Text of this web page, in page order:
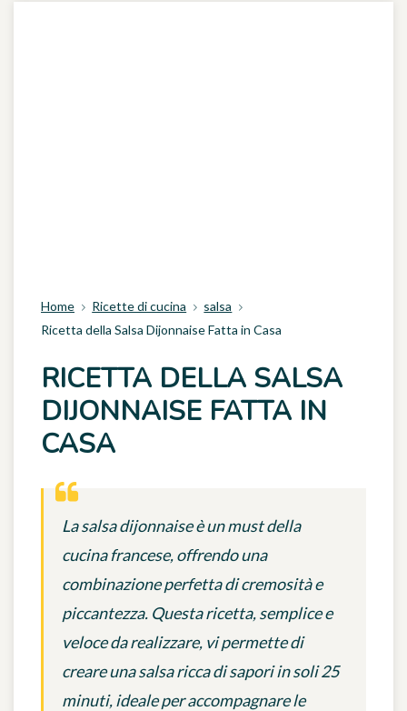
Home Ricette di cucina
salsa
Ricetta della Salsa Dijonnaise Fatta in Casa
RICETTA DELLA SALSA
DIJONNAISE FATTA IN
CASA
La salsa dijonnaise è un must della
cucina francese, offrendo una
combinazione perfetta di cremosità e
piccantezza. Questa ricetta, semplice e
veloce da realizzare, vi permette di
creare una salsa ricca di sapori in soli 25
minuti, ideale per accompagnare le